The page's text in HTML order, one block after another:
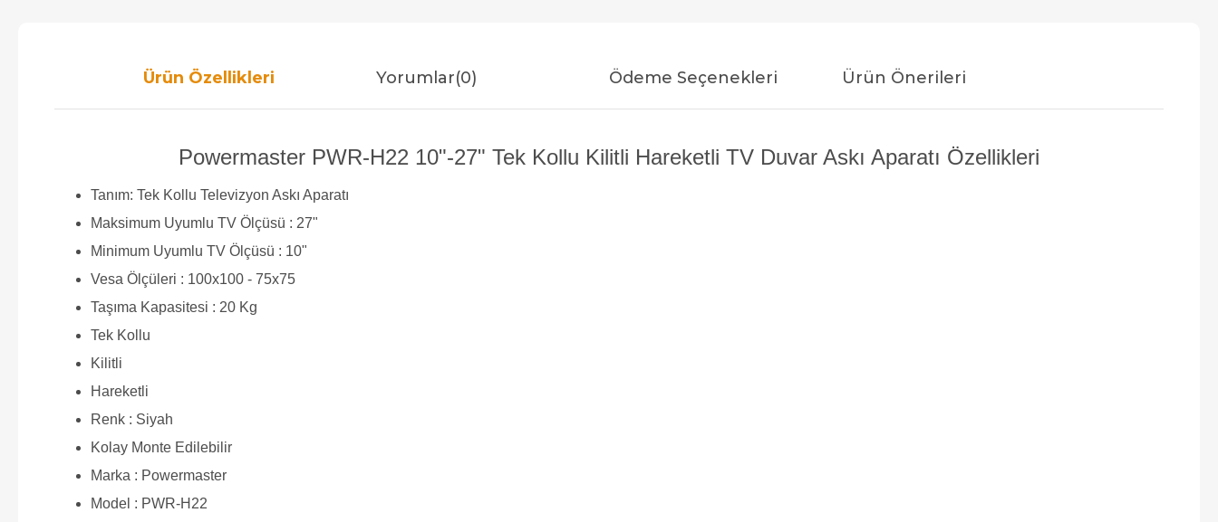
Ürün Özellikleri Yorumlar(0) Ödeme Seçenekleri Ürün Önerileri
Powermaster PWR-H22 10"-27" Tek Kollu Kilitli Hareketli TV Duvar Askı Aparatı Özellikleri
Tanım: Tek Kollu Televizyon Askı Aparatı
Maksimum Uyumlu TV Ölçüsü : 27"
Minimum Uyumlu TV Ölçüsü : 10"
Vesa Ölçüleri : 100x100 - 75x75
Taşıma Kapasitesi : 20 Kg
Tek Kollu
Kilitli
Hareketli
Renk : Siyah
Kolay Monte Edilebilir
Marka : Powermaster
Model : PWR-H22